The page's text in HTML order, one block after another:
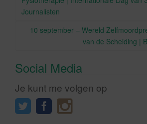
Journalisten
10 september – Wereld
van de Scheiding |
Social Media
Je kunt me volgen op